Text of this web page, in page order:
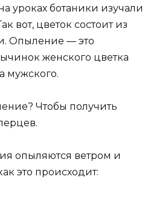
уроках ботаники изучали
вот, цветок состоит из
Опыление — это
женского цветка
мужского.
Чтобы получить
опыляются ветром и
это происходит: